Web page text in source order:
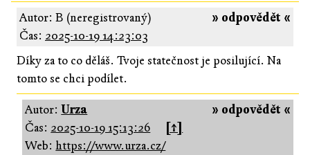
» odpovědět «
Autor: B (neregistrovaný)
Čas: 2025-10-19 14:23:03
Díky za to co děláš. Tvoje statečnost je posilující. Na
tomto se chci podílet.
» odpovědět «
Autor:Urza
Čas: 2025-10-19 15:13:26
[↑]
Web:https://www.urza.cz/